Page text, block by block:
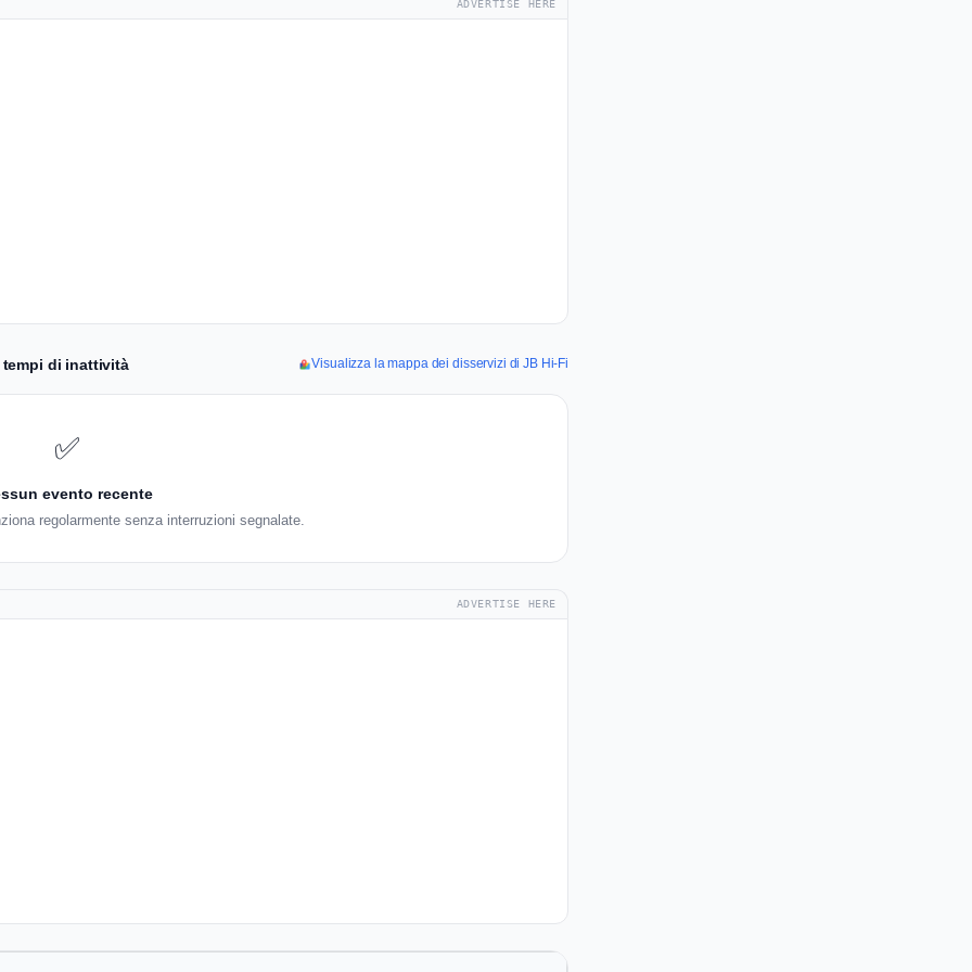
ADVERTISE HERE
tempi di inattività Visualizza la mappa dei disservizi di JB Hi-Fi
✅
evento recente
regolarmente senza interruzioni segnalate.
ADVERTISE HERE